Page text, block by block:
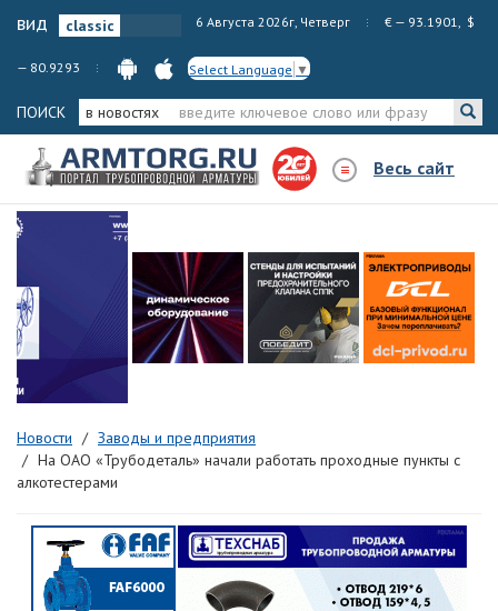
вид 6 Августа 2026г, Четверг € — 93.1901, $
— 80.9293 Select Language ▼
ПОИСК в новостях
Весь сайт
Новости
Заводы и предприятия
На ОАО «Трубодеталь» начали работать проходные пункты с
алкотестерами